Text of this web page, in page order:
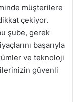
müşterilere
çekiyor.
şube, gerek
başarıyla
ve teknoloji
güvenli